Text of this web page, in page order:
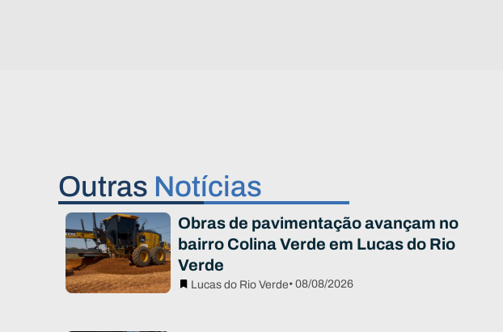
Outras Notícias
Obras de pavimentação avançam no
bairro Colina Verde em Lucas do Rio
Verde
Lucas do Rio Verde• 08/08/2026